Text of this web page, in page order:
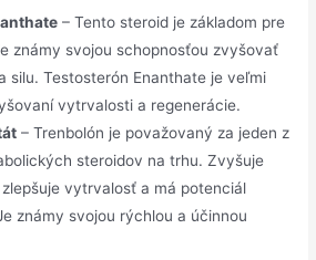
– Tento steroid je základom pre
známy svojou schopnosťou zvyšovať
silu. Testosterón Enanthate je veľmi
vytrvalosti a regenerácie.
– Trenbolón je považovaný za jeden z
steroidov na trhu. Zvyšuje
vytrvalosť a má potenciál
známy svojou rýchlou a účinnou